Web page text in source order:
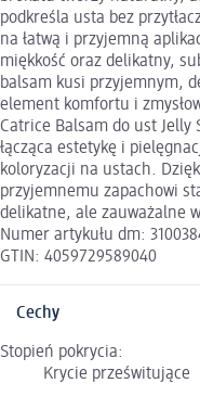
podkreśla usta bez
na łatwą i przyjemną
miękkość oraz delikatny,
balsam kusi przyjemnym,
element komfortu i
Catrice Balsam do ust Jelly
łącząca estetykę i
koloryzacji na ustach.
przyjemnemu zapachowi
delikatne, ale zauważalne
Numer artykułu dm:
GTIN: 4059729589040
Cechy
Stopień pokrycia:
Krycie prześwitujące